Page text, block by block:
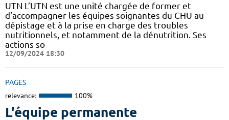
UTN L’UTN est une unité chargée de former et
d’accompagner les équipes soignantes du CHU au
dépistage et à la prise en charge des troubles
nutritionnels, et notamment de la dénutrition. Ses
actions so
12/09/2024 18:30
PAGES
relevance: 100%
L'équipe permanente